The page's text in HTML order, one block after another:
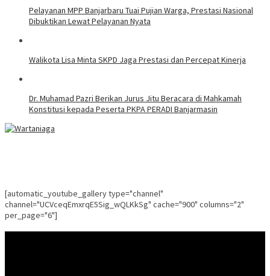
Pelayanan MPP Banjarbaru Tuai Pujian Warga, Prestasi Nasional
Dibuktikan Lewat Pelayanan Nyata
Walikota Lisa Minta SKPD Jaga Prestasi dan Percepat Kinerja
Dr. Muhamad Pazri Berikan Jurus Jitu Beracara di Mahkamah
Konstitusi kepada Peserta PKPA PERADI Banjarmasin
[automatic_youtube_gallery type="channel"
channel="UCVceqEmxrqE5Sig_wQLKkSg" cache="900" columns="2"
per_page="6"]